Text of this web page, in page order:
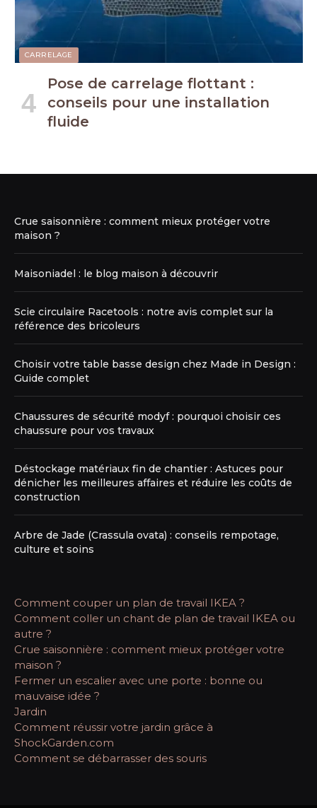
CARRELAGE
Pose de carrelage flottant :
conseils pour une installation
fluide
Crue saisonnière : comment mieux protéger votre
maison ?
Maisoniadel : le blog maison à découvrir
Scie circulaire Racetools : notre avis complet sur la
référence des bricoleurs
Choisir votre table basse design chez Made in Design :
Guide complet
Chaussures de sécurité modyf : pourquoi choisir ces
chaussure pour vos travaux
Déstockage matériaux fin de chantier : Astuces pour
dénicher les meilleures affaires et réduire les coûts de
construction
Arbre de Jade (Crassula ovata) : conseils rempotage,
culture et soins
Comment couper un plan de travail IKEA ?
Comment coller un chant de plan de travail IKEA ou
autre ?
Crue saisonnière : comment mieux protéger votre
maison ?
Fermer un escalier avec une porte : bonne ou
mauvaise idée ?
Jardin
Comment réussir votre jardin grâce à
ShockGarden.com
Comment se débarrasser des souris